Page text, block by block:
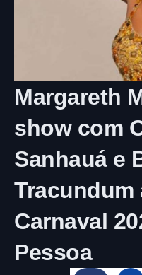
Margareth
show com
Sanhauá e
Tracundum
Carnaval
Pessoa